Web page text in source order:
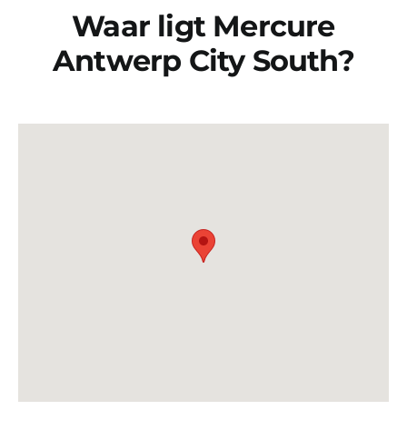
Waar ligt Mercure
Antwerp City South?